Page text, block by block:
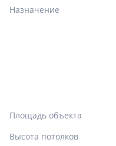
Назначение
Площадь объекта
Высота потолков